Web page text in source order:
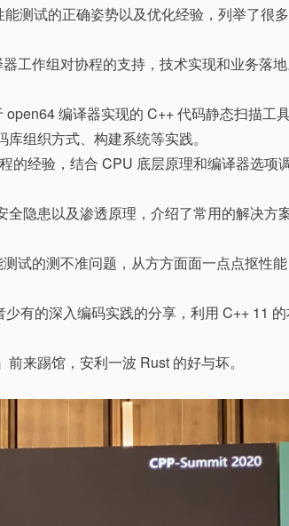
能测试的正确姿势以及优化经验，列举了很
器工作组对协程的支持，技术实现和业务落地
open64 编译器实现的 C++ 代码静态扫描工具
库组织方式、构建系统等实践。
的经验，结合 CPU 底层原理和编译器选项
全隐患以及渗透原理，介绍了常用的解决方
测试的测不准问题，从方方面面一点点抠性
少有的深入编码实践的分享，利用 C++ 11
前来踢馆，安利一波 Rust 的好与坏。